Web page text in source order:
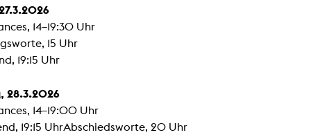
14–19:30 Uhr
15 Uhr
19:15 Uhr
28.3.2026
14–19:00 Uhr
19:15 UhrAbschiedsworte, 20 Uhr
KHM Verlag
edition KHM
LECTURE Reihe
Lab Jahrbuch
Publikationen Lehrende
Top 10 Ausleihe
Meldestelle